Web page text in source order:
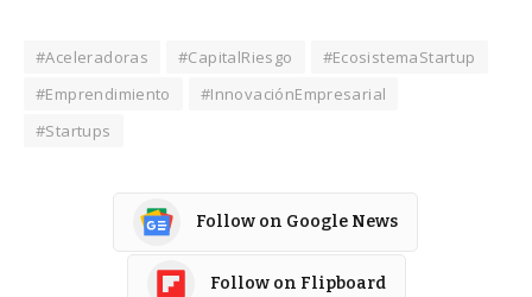
#Aceleradoras #CapitalRiesgo
#EcosistemaStartup
#Emprendimiento
#InnovaciónEmpresarial
#Startups
Follow on Google News
Follow on Flipboard